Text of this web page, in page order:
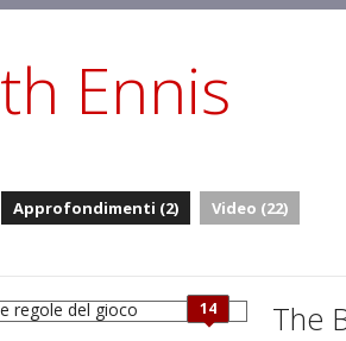
NEW WORLDSEnnis
Approfondimenti (2) Video (22)
14 The